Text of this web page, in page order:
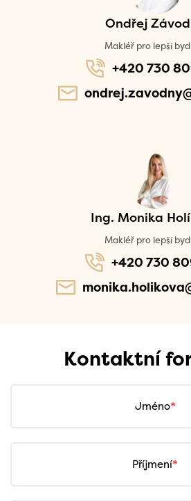
Ondřej
Makléř pro lepší
+420 730
Ing. Monika
Makléř pro lepší
+420 730
Kontaktní
Jméno
Příjmení